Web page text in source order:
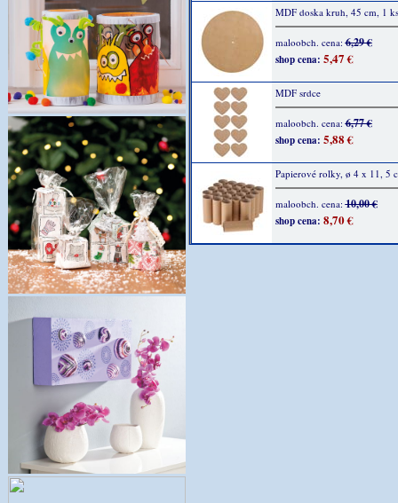
MDF doska kruh, 45 cm, 1 ks
maloobch. cena:6,29 €
shop cena: 5,47 €
MDF srdce
maloobch. cena:6,77 €
shop cena: 5,88 €
Papierové rolky, ø 4 x 11, 5
maloobch. cena:10,00 €
shop cena: 8,70 €